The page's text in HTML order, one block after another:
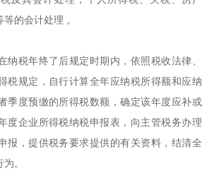
的会计处理 。
纳税年终了后规定时期内，依照税收法律、
税规定，自行计算全年应纳税所得额和应纳
季度预缴的所得税数额，确定该年度应补或
度企业所得税纳税申报表，向主管税务办理
报，提供税务要求提供的有关资料，结清全
。